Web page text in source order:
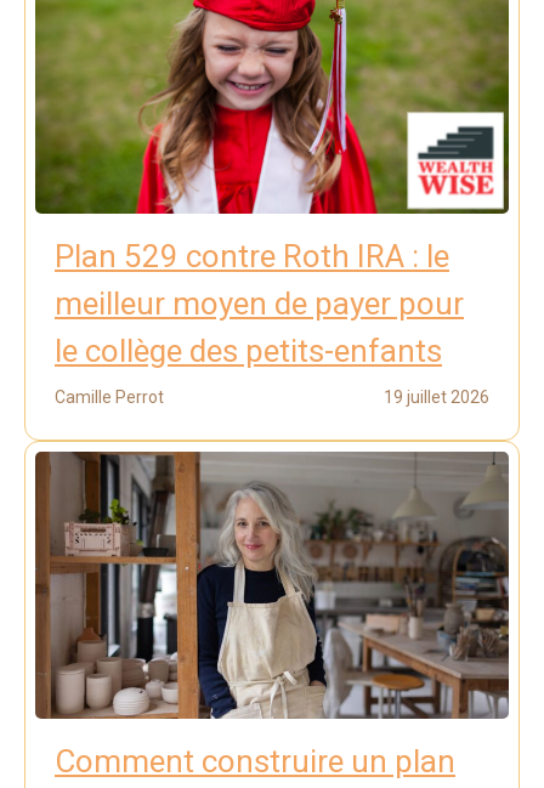
Plan 529 contre Roth IRA : le
meilleur moyen de payer pour
le collège des petits-enfants
Camille Perrot 19 juillet 2026
Comment construire un plan